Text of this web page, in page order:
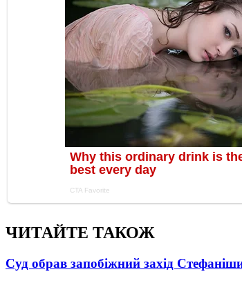
ЧИТАЙТЕ ТАКОЖ
Суд обрав запобіжний захід